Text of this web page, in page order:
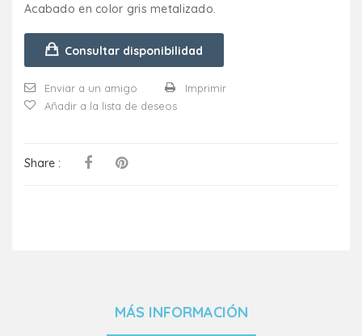
Acabado en color gris metalizado.
Consultar disponibilidad
Enviar a un amigo
Imprimir
Añadir a la lista de deseos
Share :
MÁS INFORMACIÓN